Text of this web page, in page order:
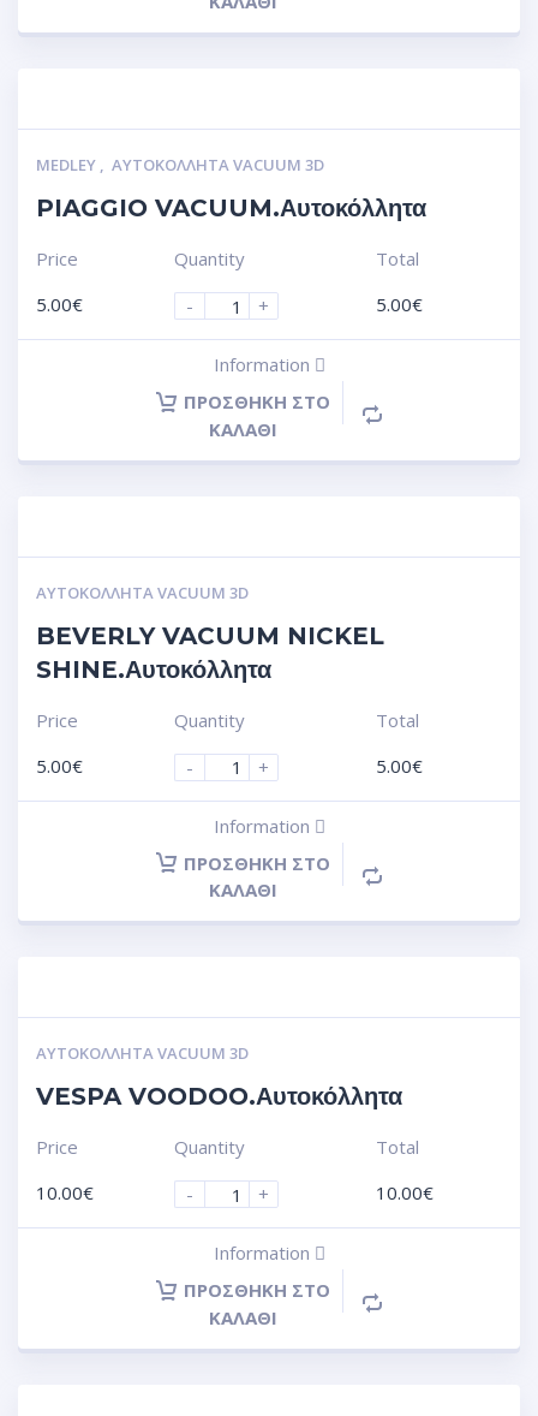
MEDLEY , ΑΥΤΟΚΌΛΛΗΤΑ VACUUM 3D
PIAGGIO VACUUM.Αυτοκόλλητα
Price
5.00€
Quantity
-
+
Total
5.00€
Information
ΠΡΟΣΘΉΚΗ ΣΤΟ
ΚΑΛΆΘΙ
ΑΥΤΟΚΌΛΛΗΤΑ VACUUM 3D
BEVERLY VACUUM NICKEL
SHINE.Αυτοκόλλητα
Price
5.00€
Quantity
-
+
Total
5.00€
Information
ΠΡΟΣΘΉΚΗ ΣΤΟ
ΚΑΛΆΘΙ
ΑΥΤΟΚΌΛΛΗΤΑ VACUUM 3D
VESPA VOODOO.Αυτοκόλλητα
Price
10.00€
Quantity
-
+
Total
10.00€
Information
ΠΡΟΣΘΉΚΗ ΣΤΟ
ΚΑΛΆΘΙ